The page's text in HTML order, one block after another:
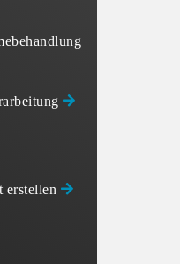
erstellen